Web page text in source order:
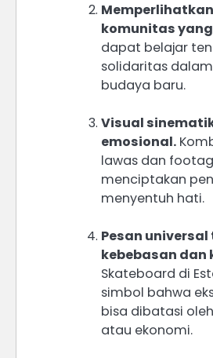
komunitas
dapat belajar
solidaritas
budaya baru.
Visual
emosional.
lawas dan
menciptakan
menyentuh hati.
Pesan
kebebasan
Skateboard di
simbol bahwa
bisa dibatasi
atau ekonomi.